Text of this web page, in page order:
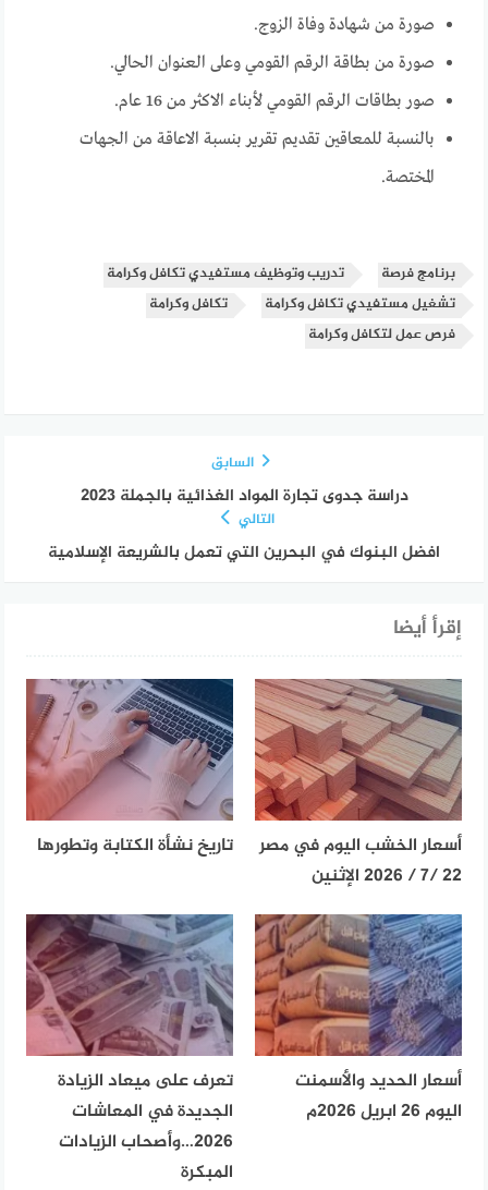
صورة من شهادة وفاة الزوج.
صورة من بطاقة الرقم القومي وعلى العنوان الحالي.
صور بطاقات الرقم القومي لأبناء الاكثر من 16 عام.
بالنسبة للمعاقين تقديم تقرير بنسبة الاعاقة من الجهات
المختصة.
برنامج فرصة
تدريب وتوظيف مستفيدي تكافل وكرامة
تشغيل مستفيدي تكافل وكرامة
تكافل وكرامة
فرص عمل لتكافل وكرامة
السابق
دراسة جدوى تجارة المواد الغذائية بالجملة 2023
التالي
افضل البنوك في البحرين التي تعمل بالشريعة الإسلامية
إقرأ أيضا
أسعار الخشب اليوم في مصر
22 /7 / 2026 الإثنين
تاريخ نشأة الكتابة وتطورها
أسعار الحديد والأسمنت
اليوم 26 ابريل 2026م
تعرف على ميعاد الزيادة
الجديدة في المعاشات
2026…وأصحاب الزيادات
المبكرة